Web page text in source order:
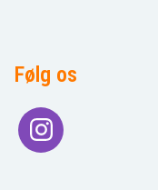
Følg os